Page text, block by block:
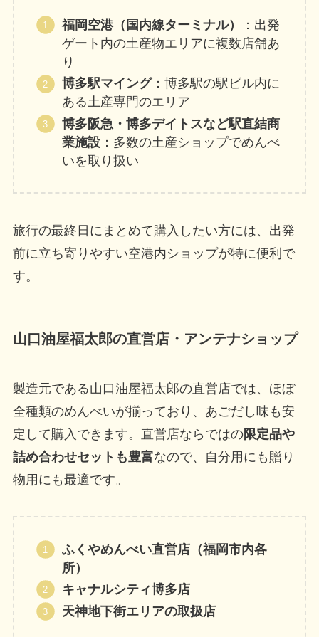
福岡空港（国内線ターミナル）
：出発
ゲート内の土産物エリアに複数店舗あ
り
博多駅マイング：博多駅の駅ビル内に
ある土産専門のエリア
博多阪急・博多デイトスなど駅直結商
業施設 ：多数の土産ショップでめんべ
いを取り扱い
旅行の最終日にまとめて購入したい方には、出発
前に立ち寄りやすい空港内ショップが特に便利で
す。
山口油屋福太郎の直営店・アンテナショップ
製造元である山口油屋福太郎の直営店では、ほぼ
全種類のめんべいが揃っており、あごだし味も安
定して購入できます。直営店ならではの限定品や
詰め合わせセットも豊富なので、自分用にも贈り
物用にも最適です。
ふくやめんべい直営店（福岡市内各
所）
キャナルシティ博多店
天神地下街エリアの取扱店